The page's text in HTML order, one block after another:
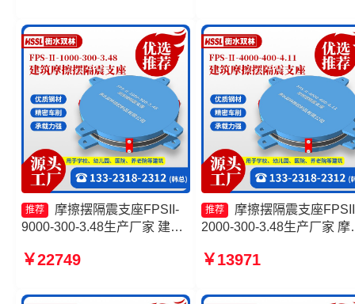
推荐
摩擦摆隔震支座FPSII-
9000-300-3.48生产厂家 建筑
筑隔震支座生产厂家 摩擦隔震
￥22749
推荐
摩擦摆隔震支座
2000-300-3.48生产厂家 摩
多少钱一套 摩擦摆隔震支
家
￥13971